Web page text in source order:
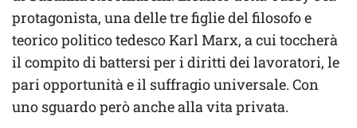
protagonista, una delle tre figlie del filosofo e
teorico politico tedesco Karl Marx, a cui toccherà
il compito di battersi per i diritti dei lavoratori, le
pari opportunità e il suffragio universale. Con
uno sguardo però anche alla vita privata.